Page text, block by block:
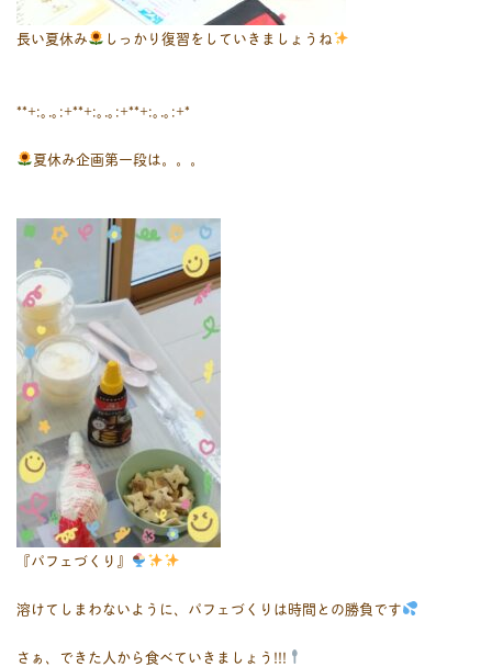
長い夏休み しっかり復習をしていきましょうね
**+:｡.｡:+**+:｡.｡:+**+:｡.｡:+*
夏休み企画第一段は。。。
『パフェづくり』
溶けてしまわないように、パフェづくりは時間との勝負です
さぁ、できた人から食べていきましょう!!!